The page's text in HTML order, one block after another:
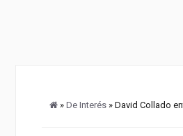
»De Interés » David Collado